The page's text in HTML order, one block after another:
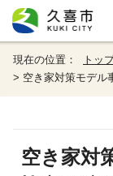
現在の位置： トッ
> 空き家対策モデル
空き家対